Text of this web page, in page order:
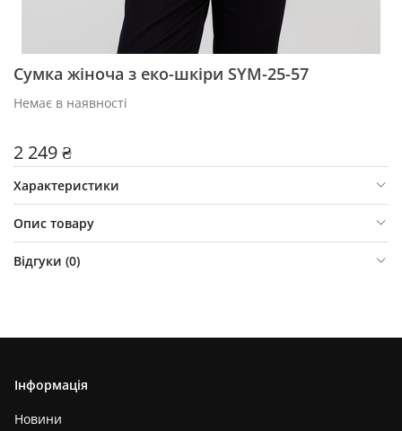
Сумка жіноча з еко-шкіри SYM-25-57
Немає в наявності
2 249 ₴
Характеристики
Опис товару
Відгуки (0)
Інформація
Новини